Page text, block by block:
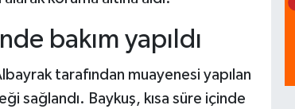
bakım yapıldı
tarafından muayenesi yapılan
sağlandı. Baykuş, kısa süre içinde